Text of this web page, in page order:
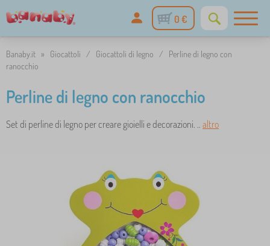
0 €
Banaby.it » Giocattoli / Giocattoli di legno /
Perline di legno con
ranocchio
Perline di legno con ranocchio
Set di perline di legno per creare gioielli e decorazioni. .. altro